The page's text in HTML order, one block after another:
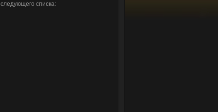
списка: